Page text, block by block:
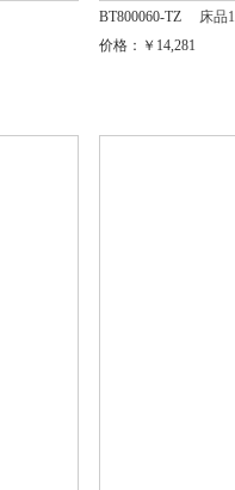
BT800060-TZ
床品
价格：￥14,281